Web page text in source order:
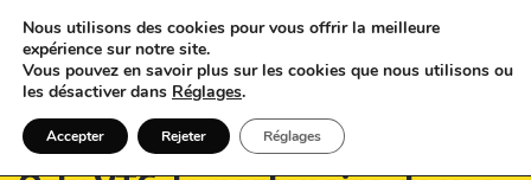
Nous utilisons des cookies pour vous offrir la meilleure
expérience sur notre site.
Vous pouvez en savoir plus sur les cookies que nous utilisons ou
les désactiver dans Réglages.
Accepter Rejeter Réglages